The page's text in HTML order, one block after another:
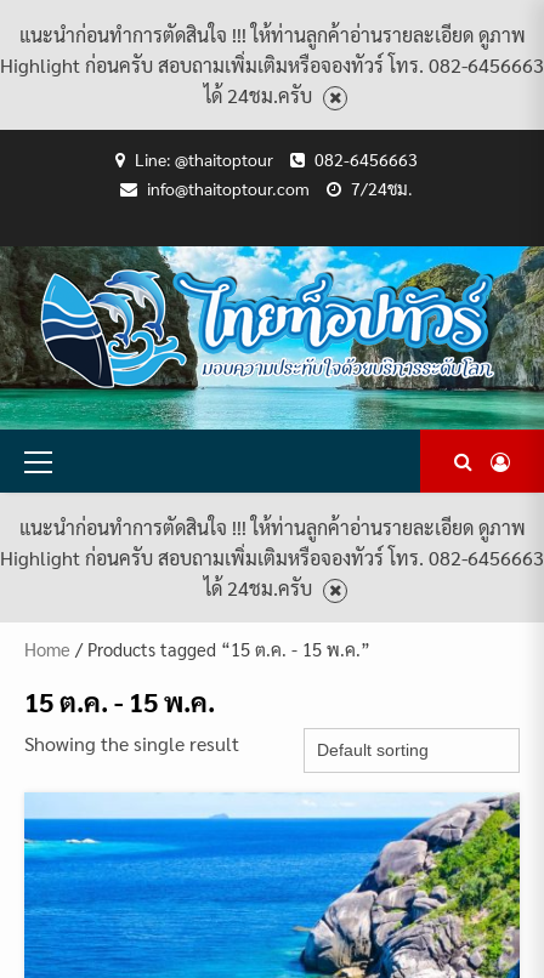
แนะนำก่อนทำการตัดสินใจ !!! ให้ท่านลูกค้าอ่านรายละเอียด ดูภาพ
Highlight ก่อนครับ สอบถามเพิ่มเติมหรือจองทัวร์ โทร. 082-6456663
ได้ 24ชม.ครับ
Line: @thaitoptour
082-6456663
info@thaitoptour.com
7/24ชม.
USACCOUNT
POLICY
AND
CONDITIONS
แพ็คเกจ
ทัวร์
ทั้งหมด
ต้อนรับ
สู่
ไทย
ท็อป
ทัวร์
กับ
เรา
ทัวร์
ทั้งหมด
Primary
แนะนำก่อนทำการตัดสินใจ !!! ให้ท่านลูกค้าอ่านรายละเอียด ดูภาพ
Highlight ก่อนครับ สอบถามเพิ่มเติมหรือจองทัวร์ โทร. 082-6456663
ได้ 24ชม.ครับ
Home / Products tagged “15 ต.ค. - 15 พ.ค.”
15 ต.ค. - 15 พ.ค.
Showing the single result